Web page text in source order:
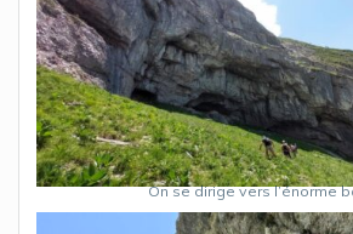
On se dirige vers l’énorme